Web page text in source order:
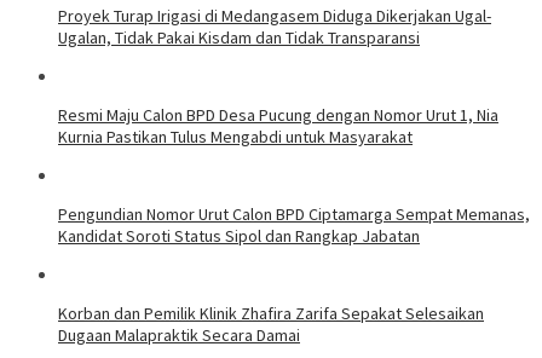
Proyek Turap Irigasi di Medangasem Diduga Dikerjakan Ugal-
Ugalan, Tidak Pakai Kisdam dan Tidak Transparansi
Resmi Maju Calon BPD Desa Pucung dengan Nomor Urut 1, Nia
Kurnia Pastikan Tulus Mengabdi untuk Masyarakat
Pengundian Nomor Urut Calon BPD Ciptamarga Sempat Memanas,
Kandidat Soroti Status Sipol dan Rangkap Jabatan
Korban dan Pemilik Klinik Zhafira Zarifa Sepakat Selesaikan
Dugaan Malapraktik Secara Damai